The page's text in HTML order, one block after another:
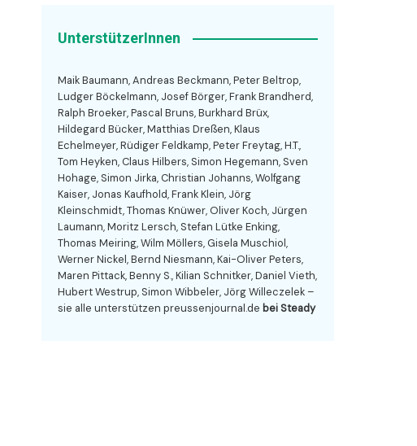
UnterstützerInnen
Maik Baumann, Andreas Beckmann, Peter Beltrop,
Ludger Böckelmann, Josef Börger, Frank Brandherd,
Ralph Broeker, Pascal Bruns, Burkhard Brüx,
Hildegard Bücker, Matthias Dreßen, Klaus
Echelmeyer, Rüdiger Feldkamp, Peter Freytag, H.T.,
Tom Heyken, Claus Hilbers, Simon Hegemann, Sven
Hohage, Simon Jirka, Christian Johanns, Wolfgang
Kaiser, Jonas Kaufhold, Frank Klein, Jörg
Kleinschmidt, Thomas Knüwer, Oliver Koch, Jürgen
Laumann, Moritz Lersch, Stefan Lütke Enking,
Thomas Meiring, Wilm Möllers, Gisela Muschiol,
Werner Nickel, Bernd Niesmann, Kai-Oliver Peters,
Maren Pittack, Benny S., Kilian Schnitker, Daniel Vieth,
Hubert Westrup, Simon Wibbeler, Jörg Willeczelek –
sie alle unterstützen preussenjournal.de bei Steady